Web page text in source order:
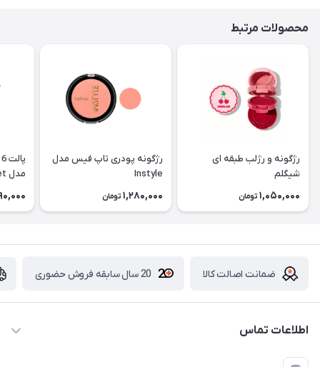
محصولات مرتبط
رژگونه و رژلب طبقه ای
شیگلم
1,050,000 تومان
رژگونه پودری تاپ فیس مدل
Instyle
1,280,000 تومان
مدل Blushing Bouquet
ضمانت اصالت کالا 20 سال سابقه فروش حضوری
اطلاعات تماس
09229839700 - 08338354666